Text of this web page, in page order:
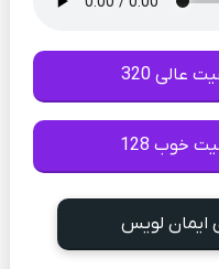
عالی 320
خوب 128
ایمان لویس